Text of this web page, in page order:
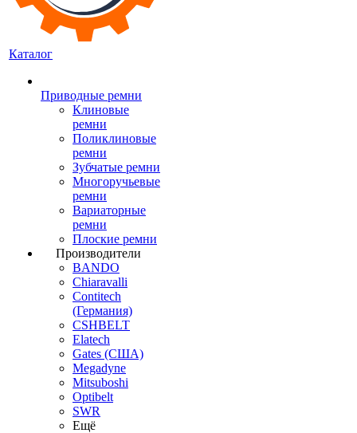
Каталог
Приводные ремни
Клиновые
ремни
Поликлиновые
ремни
Зубчатые ремни
Многоручьевые
ремни
Вариаторные
ремни
Плоские ремни
Производители
BANDO
Chiaravalli
Contitech
(Германия)
CSHBELT
Elatech
Gates (США)
Megadyne
Mitsuboshi
Optibelt
SWR
Ещё